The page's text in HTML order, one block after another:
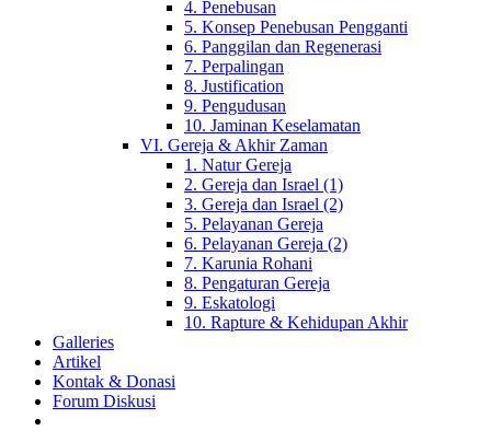
4. Penebusan
5. Konsep Penebusan Pengganti
6. Panggilan dan Regenerasi
7. Perpalingan
8. Justification
9. Pengudusan
10. Jaminan Keselamatan
VI. Gereja & Akhir Zaman
1. Natur Gereja
2. Gereja dan Israel (1)
3. Gereja dan Israel (2)
5. Pelayanan Gereja
6. Pelayanan Gereja (2)
7. Karunia Rohani
8. Pengaturan Gereja
9. Eskatologi
10. Rapture & Kehidupan Akhir
Galleries
Artikel
Kontak & Donasi
Forum Diskusi